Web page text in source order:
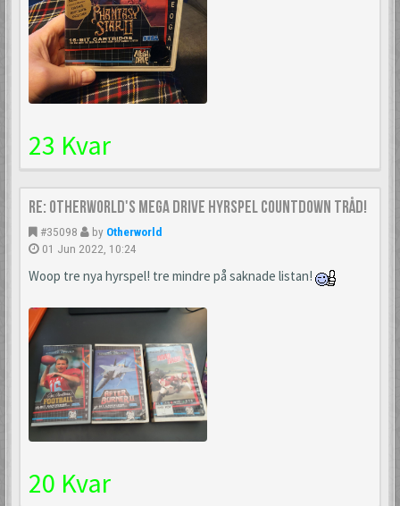
23 Kvar
Re: Otherworld's Mega Drive Hyrspel Countdown Tråd!
#35098 by Otherworld
01 Jun 2022, 10:24
Woop tre nya hyrspel! tre mindre på saknade listan!
20 Kvar